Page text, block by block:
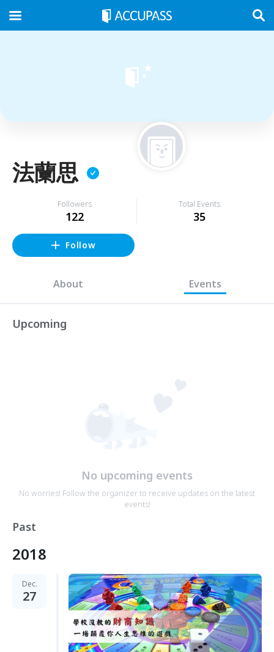
法蘭思
Followers
122
Total Events
35
Follow
About Events
Upcoming
No upcoming events
No worries! Follow the organizer to receive updates on the latest
events!
Past
2018
Dec.
27